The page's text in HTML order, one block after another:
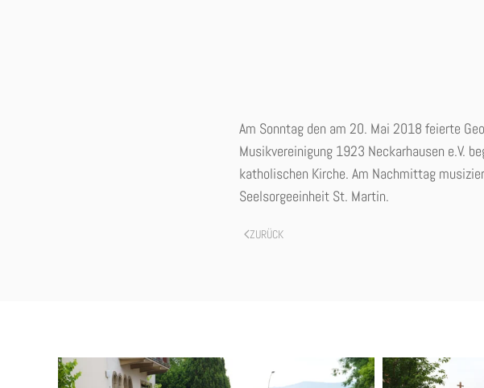
Am Sonntag den am 20. Mai 2018 feierte
Musikvereinigung 1923 Neckarhausen e.V.
katholischen Kirche. Am Nachmittag
Seelsorgeeinheit St. Martin.
ZURÜCK